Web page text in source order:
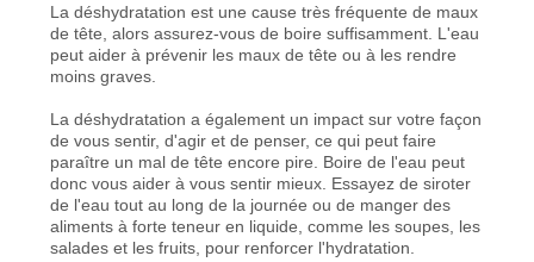
La déshydratation est une cause très fréquente de maux
de tête, alors assurez-vous de boire suffisamment. L'eau
peut aider à prévenir les maux de tête ou à les rendre
moins graves.
La déshydratation a également un impact sur votre façon
de vous sentir, d'agir et de penser, ce qui peut faire
paraître un mal de tête encore pire. Boire de l'eau peut
donc vous aider à vous sentir mieux. Essayez de siroter
de l'eau tout au long de la journée ou de manger des
aliments à forte teneur en liquide, comme les soupes, les
salades et les fruits, pour renforcer l'hydratation.